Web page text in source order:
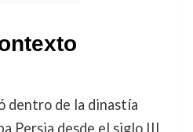
dentro de la dinastía
Persia desde el siglo III.